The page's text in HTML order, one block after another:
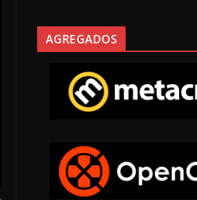
AGREGADOS